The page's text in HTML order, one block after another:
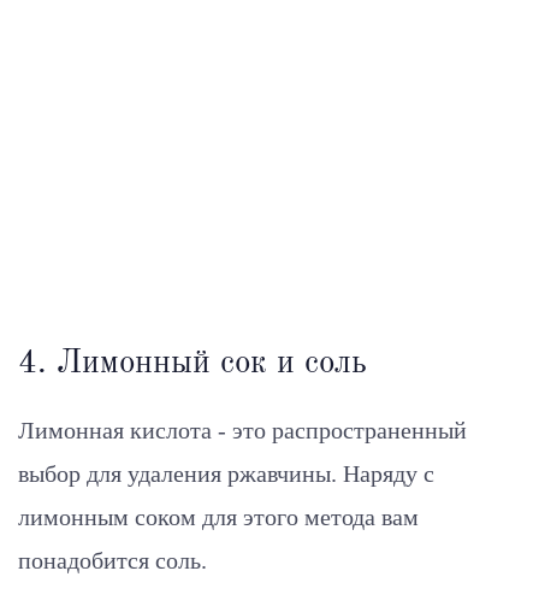
4. Лимонный сок и соль
Лимонная кислота - это распространенный
выбор для удаления ржавчины. Наряду с
лимонным соком для этого метода вам
понадобится соль.